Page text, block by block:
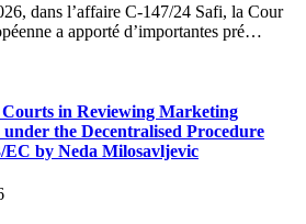
dans l’affaire C-147/24 Safi, la Cour
a apporté d’importantes pré…
in Reviewing Marketing
the Decentralised Procedure
EC by Neda Milosavljevic